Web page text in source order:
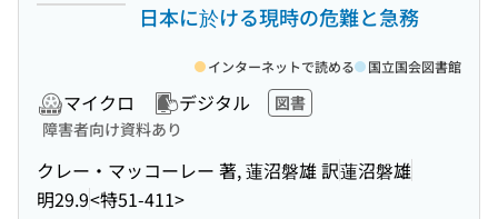
日本に於ける現時の危難と急務
マイクロ デジタル
図書
障害者向け資料あり
クレー・マッコーレー 著, 蓮沼磐雄 訳蓮沼磐雄
明29.9<特51-411>
インターネットで読める 国立国会図書館